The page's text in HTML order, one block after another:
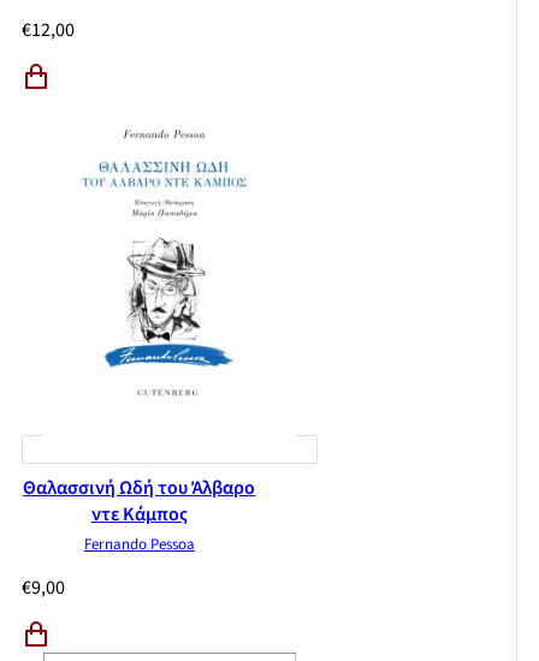
€12,00
Θαλασσινή Ωδή του Άλβαρο
ντε Κάμπος
Fernando Pessoa
€9,00